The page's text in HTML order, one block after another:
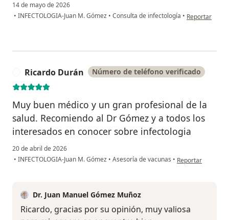
14 de mayo de 2026
• INFECTOLOGIA-Juan M. Gómez • Consulta de infectología • en opinión del
Reportar
Ricardo Durán Número de teléfono verificado
Muy buen médico y un gran profesional de la
salud. Recomiendo al Dr Gómez y a todos los
interesados en conocer sobre infectologia
20 de abril de 2026
• INFECTOLOGIA-Juan M. Gómez • Asesoría de vacunas • en opinión del
Reportar
Dr. Juan Manuel Gómez Muñoz
Ricardo, gracias por su opinión, muy valiosa